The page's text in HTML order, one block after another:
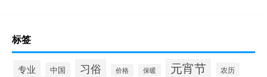
标签
专业 中国 习俗 价格 保暖 元宵节 农历